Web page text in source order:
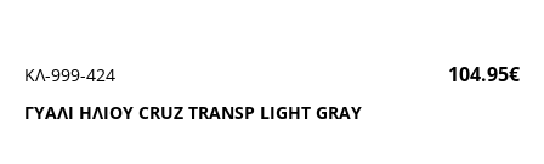
ΓΥΑΛΙ ΗΛΙΟΥ CRUΖ ΤRΑΝSΡ LΙGΗΤ GRΑΥ
ΚΛ-999-424 104.95€